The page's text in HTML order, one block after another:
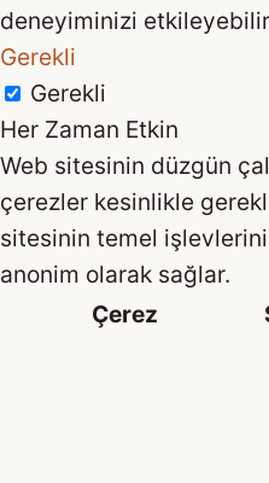
deneyiminizi
Gerekli
Gerekli
Her Zaman Etkin
Web sitesinin düzgün
çerezler kesinlikle
sitesinin temel
anonim olarak sağlar.
Çerez